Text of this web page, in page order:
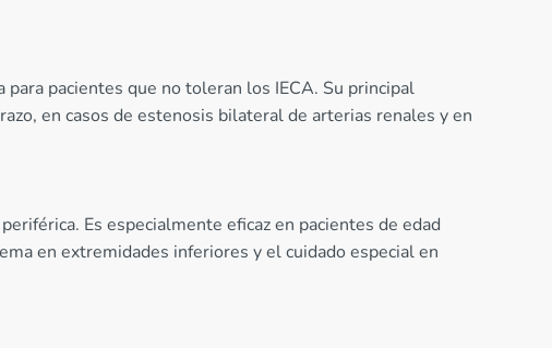
pacientes que no toleran los IECA. Su principal
en casos de estenosis bilateral de arterias renales y en
Es especialmente eficaz en pacientes de edad
en extremidades inferiores y el cuidado especial en